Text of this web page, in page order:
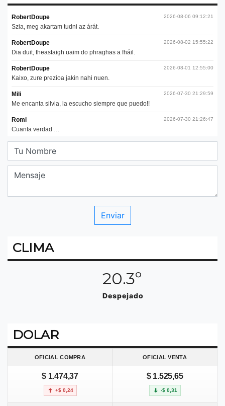
CLIMA
20.3º
Despejado
DOLAR
OFICIAL COMPRA OFICIAL VENTA
$ 1.474,37
+$ 0,24
$ 1.525,65
-$ 0,31